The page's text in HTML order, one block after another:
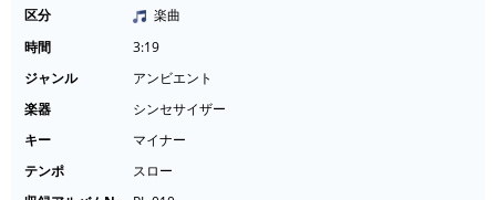
区分
楽曲
時間
3:19
ジャンル
アンビエント
楽器
シンセサイザー
キー
マイナー
テンポ
スロー